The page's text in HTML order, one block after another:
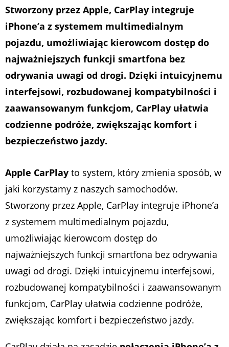
Stworzony przez Apple, CarPlay integruje
iPhone’a z systemem multimedialnym
pojazdu, umożliwiając kierowcom dostęp do
najważniejszych funkcji smartfona bez
odrywania uwagi od drogi. Dzięki intuicyjnemu
interfejsowi, rozbudowanej kompatybilności i
zaawansowanym funkcjom, CarPlay ułatwia
codzienne podróże, zwiększając komfort i
bezpieczeństwo jazdy.
Apple CarPlay to system, który zmienia sposób, w
jaki korzystamy z naszych samochodów.
Stworzony przez Apple, CarPlay integruje iPhone’a
z systemem multimedialnym pojazdu,
umożliwiając kierowcom dostęp do
najważniejszych funkcji smartfona bez odrywania
uwagi od drogi. Dzięki intuicyjnemu interfejsowi,
rozbudowanej kompatybilności i zaawansowanym
funkcjom, CarPlay ułatwia codzienne podróże,
zwiększając komfort i bezpieczeństwo jazdy.